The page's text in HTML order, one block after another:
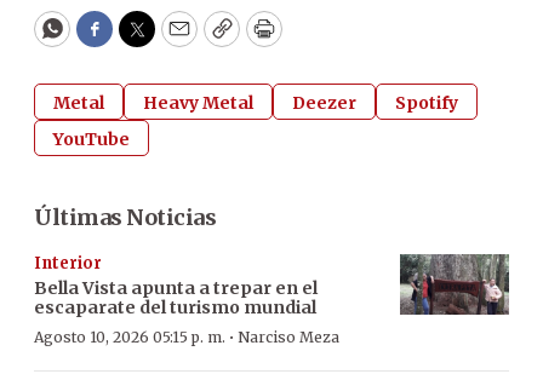
WhatsApp
Facebook
Twitter
EmailCopyPrint
Metal Heavy Metal Deezer
Spotify
YouTube
Últimas Noticias
Interior
Bella Vista apunta a trepar en el
escaparate del turismo mundial
Agosto 10, 2026 05:15 p. m. · Narciso Meza